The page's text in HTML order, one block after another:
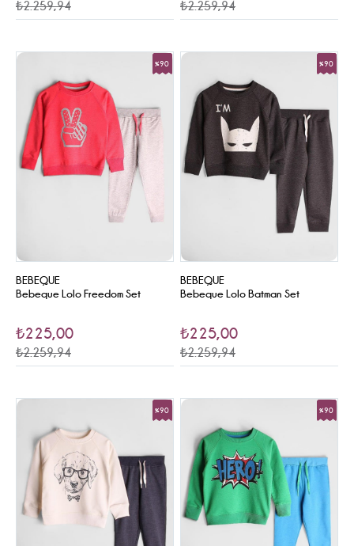
₺2.259,94 ₺2.259,94
BEBEQUE
Bebeque Lolo Freedom Set
₺225,00
₺2.259,94
%90
BEBEQUE
Bebeque Lolo Batman Set
₺225,00
₺2.259,94
%90
%90 %90